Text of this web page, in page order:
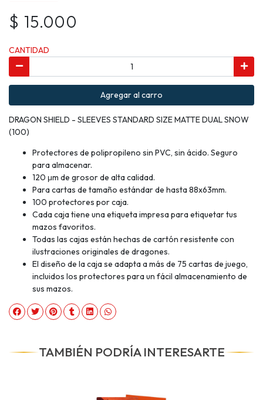
$ 15.000
CANTIDAD
Agregar al carro
DRAGON SHIELD - SLEEVES STANDARD SIZE MATTE DUAL SNOW
(100)
Protectores de polipropileno sin PVC, sin ácido. Seguro
para almacenar.
120 μm de grosor de alta calidad.
Para cartas de tamaño estándar de hasta 88x63mm.
100 protectores por caja.
Cada caja tiene una etiqueta impresa para etiquetar tus
mazos favoritos.
Todas las cajas están hechas de cartón resistente con
ilustraciones originales de dragones.
El diseño de la caja se adapta a más de 75 cartas de juego,
incluidos los protectores para un fácil almacenamiento de
sus mazos.
TAMBIÉN PODRÍA INTERESARTE